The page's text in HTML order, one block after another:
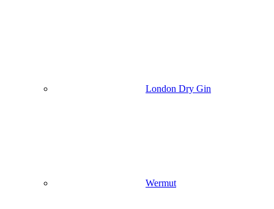
London Dry Gin
Wermut